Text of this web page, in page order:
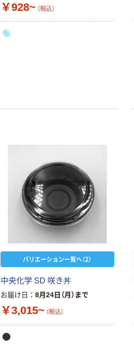
￥928~ （税込）
バリエーション一覧へ（2）
中央化学 SD 咲き丼
お届け日 8月24日（月）まで
￥3,015~ （税込）